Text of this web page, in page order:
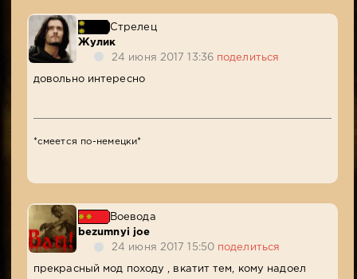
Стрелец
Жулик
24 июня 2017 13:36 поделиться
довольно интересно
*смеется по-немецки*
Воевода
bezumnyi joe
24 июня 2017 15:50 поделиться
прекрасный мод походу , вкатит тем, кому надоел